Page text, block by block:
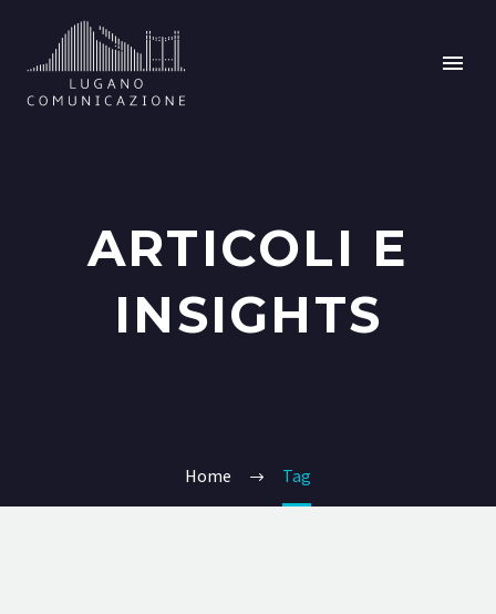
ARTICOLI E
INSIGHTS
Home Tag